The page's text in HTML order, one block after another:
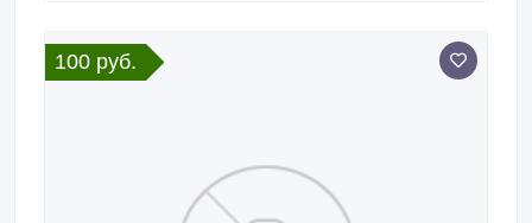
4/CH-4/CG-4/CF-4/CF/SL; MB 228.3; MAN M 3275-1;
Volvo VDS-3; Renault Trucks RLD/RLD-2; Cummins
200 76/77/78; Mack EO-N; MTU Type 2; ПАО
100 руб.